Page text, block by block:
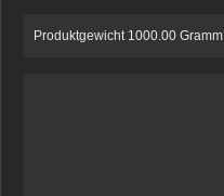
Produktgewicht 1000.00 Gramm